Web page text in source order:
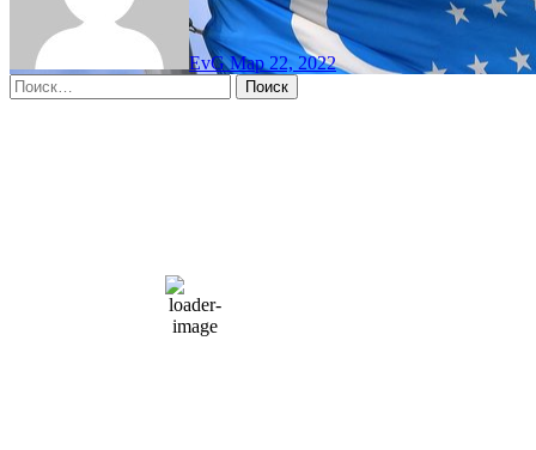
EvGМар 22, 2022
Найти:
66 %
1004 мб
10 mph